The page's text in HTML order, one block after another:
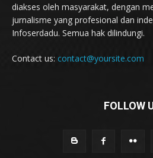
diakses oleh masyarakat, dengan
jurnalisme yang profesional dan
Infoserdadu. Semua hak dilindungi.
Contact us: contact@yoursite.com
FOLLOW